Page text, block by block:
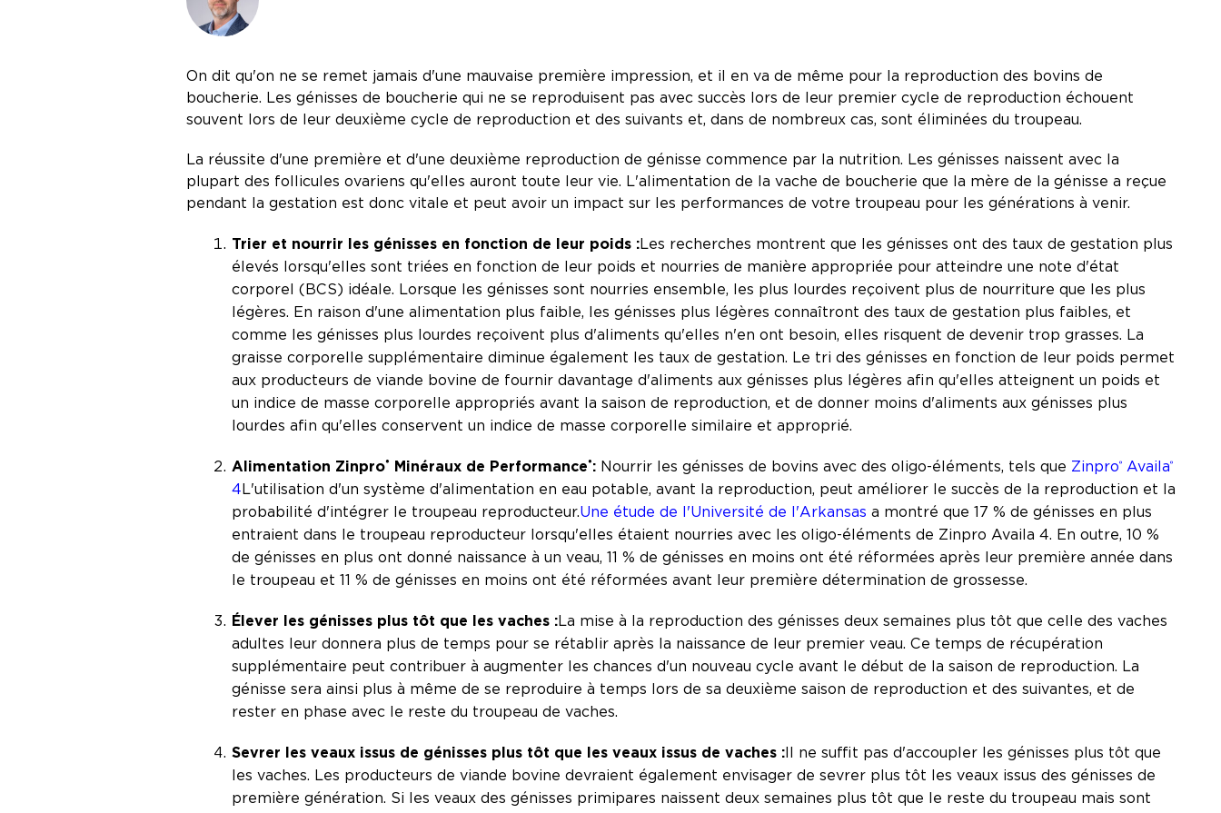
On dit qu'on ne se remet jamais d'une mauvaise première impression, et il en va de même pour la reproduction des bovins de
boucherie. Les génisses de boucherie qui ne se reproduisent pas avec succès lors de leur premier cycle de reproduction échouent
souvent lors de leur deuxième cycle de reproduction et des suivants et, dans de nombreux cas, sont éliminées du troupeau.
La réussite d'une première et d'une deuxième reproduction de génisse commence par la nutrition. Les génisses naissent avec la
plupart des follicules ovariens qu'elles auront toute leur vie. L'alimentation de la vache de boucherie que la mère de la génisse a reçue
pendant la gestation est donc vitale et peut avoir un impact sur les performances de votre troupeau pour les générations à venir.
Trier et nourrir les génisses en fonction de leur poids :Les recherches montrent que les génisses ont des taux de gestation plus
élevés lorsqu'elles sont triées en fonction de leur poids et nourries de manière appropriée pour atteindre une note d'état
corporel (BCS) idéale. Lorsque les génisses sont nourries ensemble, les plus lourdes reçoivent plus de nourriture que les plus
légères. En raison d'une alimentation plus faible, les génisses plus légères connaîtront des taux de gestation plus faibles, et
comme les génisses plus lourdes reçoivent plus d'aliments qu'elles n'en ont besoin, elles risquent de devenir trop grasses. La
graisse corporelle supplémentaire diminue également les taux de gestation. Le tri des génisses en fonction de leur poids permet
aux producteurs de viande bovine de fournir davantage d'aliments aux génisses plus légères afin qu'elles atteignent un poids et
un indice de masse corporelle appropriés avant la saison de reproduction, et de donner moins d'aliments aux génisses plus
lourdes afin qu'elles conservent un indice de masse corporelle similaire et approprié.
Alimentation Zinpro® Minéraux de Performance® : Nourrir les génisses de bovins avec des oligo-éléments, tels que Zinpro® Availa®
4L'utilisation d'un système d'alimentation en eau potable, avant la reproduction, peut améliorer le succès de la reproduction et la
probabilité d'intégrer le troupeau reproducteur.Une étude de l'Université de l'Arkansas a montré que 17 % de génisses en plus
entraient dans le troupeau reproducteur lorsqu'elles étaient nourries avec les oligo-éléments de Zinpro Availa 4. En outre, 10 %
de génisses en plus ont donné naissance à un veau, 11 % de génisses en moins ont été réformées après leur première année dans
le troupeau et 11 % de génisses en moins ont été réformées avant leur première détermination de grossesse.
Élever les génisses plus tôt que les vaches :La mise à la reproduction des génisses deux semaines plus tôt que celle des vaches
adultes leur donnera plus de temps pour se rétablir après la naissance de leur premier veau. Ce temps de récupération
supplémentaire peut contribuer à augmenter les chances d'un nouveau cycle avant le début de la saison de reproduction. La
génisse sera ainsi plus à même de se reproduire à temps lors de sa deuxième saison de reproduction et des suivantes, et de
rester en phase avec le reste du troupeau de vaches.
Sevrer les veaux issus de génisses plus tôt que les veaux issus de vaches :Il ne suffit pas d'accoupler les génisses plus tôt que
les vaches. Les producteurs de viande bovine devraient également envisager de sevrer plus tôt les veaux issus des génisses de
première génération. Si les veaux des génisses primipares naissent deux semaines plus tôt que le reste du troupeau mais sont